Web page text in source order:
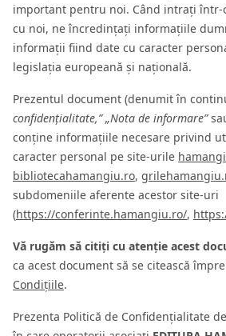
important pentru noi. Când intrați într-
cu noi, ne încredințați informațiile
informații fiind date cu caracter
legislația europeană și națională.
Prezentul document (denumit în
confidențialitate,” „Nota de informare”
conține informațiile necesare privind
caracter personal pe site-urile
bibliotecahamangiu.ro,
subdomeniile aferente acestor site-uri
(https://conferinte.hamangiu.ro/,
Vă rugăm să citiți cu atenție acest
ca acest document să se citească
Condițiile.
Prezenta Politică de Confidențialitate